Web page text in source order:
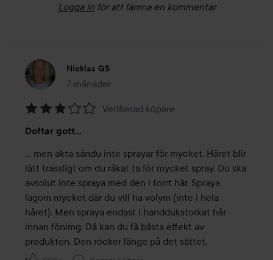
Logga in för att lämna en kommentar
Nicklas GS
7 månader
Inlägget skapades 7 månader
3
av
5
Verifierad köpare
Doftar gott…
… men akta såndu inte sprayar för mycket. Håret blir
lätt trassligt om du råkat ta för mycket spray. Du ska
avsolut inte spraya med den i torrt hår. Spraya
lagom mycket där du vill ha volym (inte i hela
håret). Men spraya endast i handdukstorkat hår
innan fönimg. Då kan du få bästa effekt av
produkten. Den röcker länge på det sättet.